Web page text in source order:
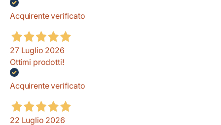
Acquirente verificato
27 Luglio 2026
Ottimi prodotti!
Acquirente verificato
22 Luglio 2026